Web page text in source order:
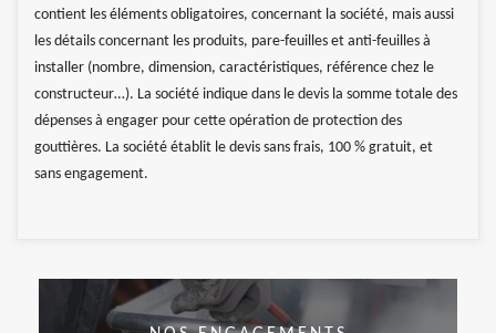
contient les éléments obligatoires, concernant la société, mais aussi
les détails concernant les produits, pare-feuilles et anti-feuilles à
installer (nombre, dimension, caractéristiques, référence chez le
constructeur…). La société indique dans le devis la somme totale des
dépenses à engager pour cette opération de protection des
gouttières. La société établit le devis sans frais, 100 % gratuit, et
sans engagement.